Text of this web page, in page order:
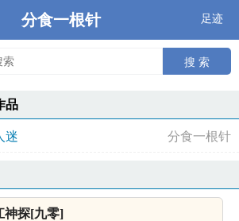
分食一根针 足迹
搜 索
品
迷 分食一根针
神探[九零]